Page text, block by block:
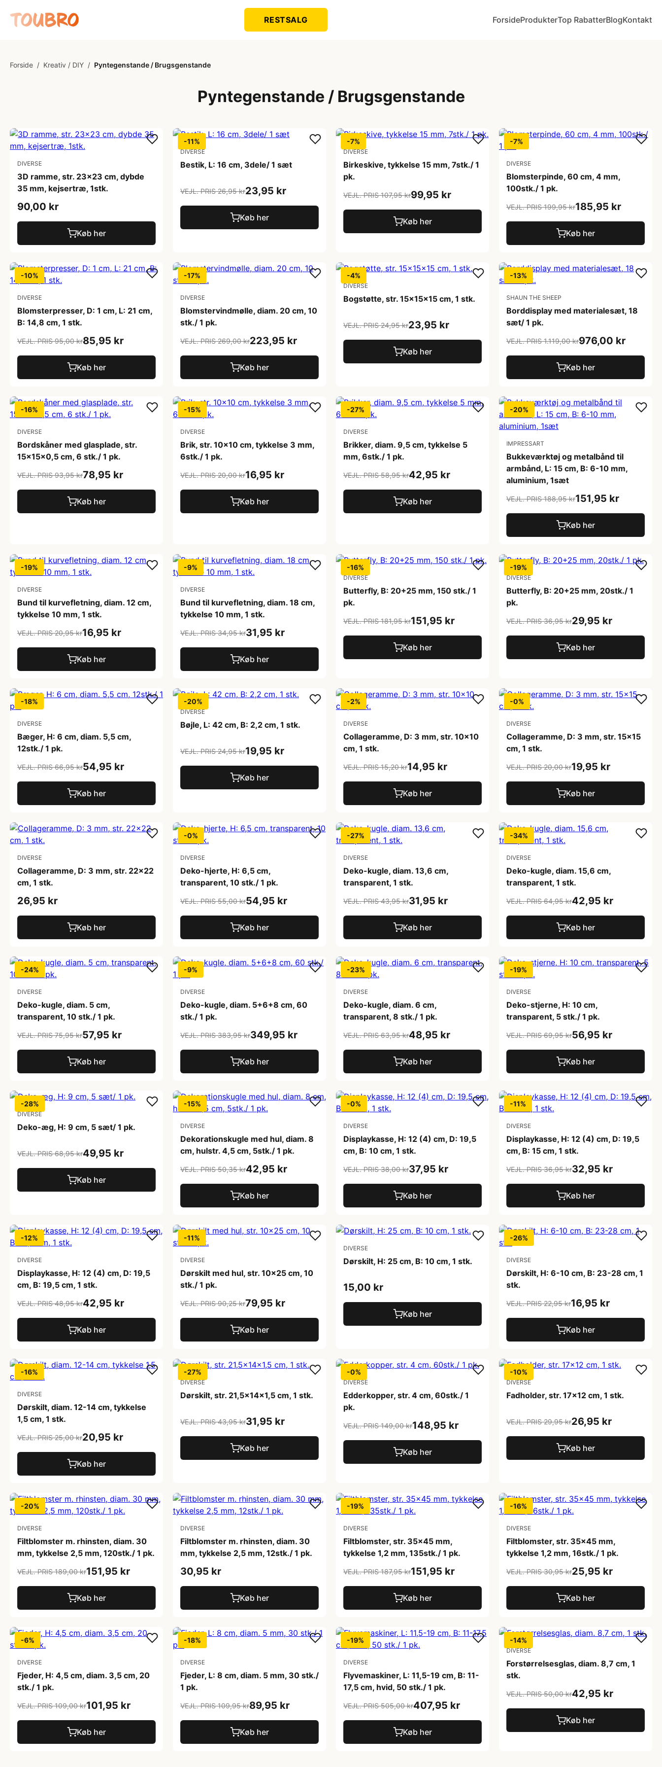
RESTSALG ForsideProdukterTop RabatterBlogKontakt
Forside / Kreativ / DIY / Pyntegenstande / Brugsgenstande
Pyntegenstande / Brugsgenstande
DIVERSE
3D ramme, str. 23x23 cm, dybde
35 mm, kejsertræ, 1stk.
90,00 kr
Køb her
-11%
DIVERSE
Bestik, L: 16 cm, 3dele/ 1 sæt
VEJL. PRIS 26,95 kr23,95 kr
Køb her
-7%
DIVERSE
Birkeskive, tykkelse 15 mm, 7stk./ 1
pk.
VEJL. PRIS 107,95 kr99,95 kr
Køb her
-7%
DIVERSE
Blomsterpinde, 60 cm, 4 mm,
100stk./ 1 pk.
VEJL. PRIS 199,95 kr185,95 kr
Køb her
-10%
DIVERSE
Blomsterpresser, D: 1 cm, L: 21 cm,
B: 14,8 cm, 1 stk.
VEJL. PRIS 95,00 kr85,95 kr
Køb her
-17%
DIVERSE
Blomstervindmølle, diam. 20 cm, 10
stk./ 1 pk.
VEJL. PRIS 269,00 kr223,95 kr
Køb her
-4%
DIVERSE
Bogstøtte, str. 15x15x15 cm, 1 stk.
VEJL. PRIS 24,95 kr23,95 kr
Køb her
-13%
SHAUN THE SHEEP
Borddisplay med materialesæt, 18
sæt/ 1 pk.
VEJL. PRIS 1.119,00 kr976,00 kr
Køb her
-16%
DIVERSE
Bordskåner med glasplade, str.
15x15x0,5 cm, 6 stk./ 1 pk.
VEJL. PRIS 93,95 kr78,95 kr
Køb her
-15%
DIVERSE
Brik, str. 10x10 cm, tykkelse 3 mm,
6stk./ 1 pk.
VEJL. PRIS 20,00 kr16,95 kr
Køb her
-27%
DIVERSE
Brikker, diam. 9,5 cm, tykkelse 5
mm, 6stk./ 1 pk.
VEJL. PRIS 58,95 kr42,95 kr
Køb her
-20%
IMPRESSART
Bukkeværktøj og metalbånd til
armbånd, L: 15 cm, B: 6-10 mm,
aluminium, 1sæt
VEJL. PRIS 188,95 kr151,95 kr
Køb her
-19%
DIVERSE
Bund til kurvefletning, diam. 12 cm,
tykkelse 10 mm, 1 stk.
VEJL. PRIS 20,95 kr16,95 kr
Køb her
-9%
DIVERSE
Bund til kurvefletning, diam. 18 cm,
tykkelse 10 mm, 1 stk.
VEJL. PRIS 34,95 kr31,95 kr
Køb her
-16%
DIVERSE
Butterfly, B: 20+25 mm, 150 stk./ 1
pk.
VEJL. PRIS 181,95 kr151,95 kr
Køb her
-19%
DIVERSE
Butterfly, B: 20+25 mm, 20stk./ 1
pk.
VEJL. PRIS 36,95 kr29,95 kr
Køb her
-18%
DIVERSE
Bæger, H: 6 cm, diam. 5,5 cm,
12stk./ 1 pk.
VEJL. PRIS 66,95 kr54,95 kr
Køb her
-20%
DIVERSE
Bøjle, L: 42 cm, B: 2,2 cm, 1 stk.
VEJL. PRIS 24,95 kr19,95 kr
Køb her
-2%
DIVERSE
Collageramme, D: 3 mm, str. 10x10
cm, 1 stk.
VEJL. PRIS 15,20 kr14,95 kr
Køb her
-0%
DIVERSE
Collageramme, D: 3 mm, str. 15x15
cm, 1 stk.
VEJL. PRIS 20,00 kr19,95 kr
Køb her
DIVERSE
Collageramme, D: 3 mm, str. 22x22
cm, 1 stk.
26,95 kr
Køb her
-0%
DIVERSE
Deko-hjerte, H: 6,5 cm,
transparent, 10 stk./ 1 pk.
VEJL. PRIS 55,00 kr54,95 kr
Køb her
-27%
DIVERSE
Deko-kugle, diam. 13,6 cm,
transparent, 1 stk.
VEJL. PRIS 43,95 kr31,95 kr
Køb her
-34%
DIVERSE
Deko-kugle, diam. 15,6 cm,
transparent, 1 stk.
VEJL. PRIS 64,95 kr42,95 kr
Køb her
-24%
DIVERSE
Deko-kugle, diam. 5 cm,
transparent, 10 stk./ 1 pk.
VEJL. PRIS 75,95 kr57,95 kr
Køb her
-9%
DIVERSE
Deko-kugle, diam. 5+6+8 cm, 60
stk./ 1 pk.
VEJL. PRIS 383,95 kr349,95 kr
Køb her
-23%
DIVERSE
Deko-kugle, diam. 6 cm,
transparent, 8 stk./ 1 pk.
VEJL. PRIS 63,95 kr48,95 kr
Køb her
-19%
DIVERSE
Deko-stjerne, H: 10 cm,
transparent, 5 stk./ 1 pk.
VEJL. PRIS 69,95 kr56,95 kr
Køb her
-28%
DIVERSE
Deko-æg, H: 9 cm, 5 sæt/ 1 pk.
VEJL. PRIS 68,95 kr49,95 kr
Køb her
-15%
DIVERSE
Dekorationskugle med hul, diam. 8
cm, hulstr. 4,5 cm, 5stk./ 1 pk.
VEJL. PRIS 50,35 kr42,95 kr
Køb her
-0%
DIVERSE
Displaykasse, H: 12 (4) cm, D: 19,5
cm, B: 10 cm, 1 stk.
VEJL. PRIS 38,00 kr37,95 kr
Køb her
-11%
DIVERSE
Displaykasse, H: 12 (4) cm, D: 19,5
cm, B: 15 cm, 1 stk.
VEJL. PRIS 36,95 kr32,95 kr
Køb her
-12%
DIVERSE
Displaykasse, H: 12 (4) cm, D: 19,5
cm, B: 19,5 cm, 1 stk.
VEJL. PRIS 48,95 kr42,95 kr
Køb her
-11%
DIVERSE
Dørskilt med hul, str. 10x25 cm, 10
stk./ 1 pk.
VEJL. PRIS 90,25 kr79,95 kr
Køb her
DIVERSE
Dørskilt, H: 25 cm, B: 10 cm, 1 stk.
15,00 kr
Køb her
-26%
DIVERSE
Dørskilt, H: 6-10 cm, B: 23-28 cm, 1
stk.
VEJL. PRIS 22,95 kr16,95 kr
Køb her
-16%
DIVERSE
Dørskilt, diam. 12-14 cm, tykkelse
1,5 cm, 1 stk.
VEJL. PRIS 25,00 kr20,95 kr
Køb her
-27%
DIVERSE
Dørskilt, str. 21,5x14x1,5 cm, 1 stk.
VEJL. PRIS 43,95 kr31,95 kr
Køb her
-0%
DIVERSE
Edderkopper, str. 4 cm, 60stk./ 1
pk.
VEJL. PRIS 149,00 kr148,95 kr
Køb her
-10%
DIVERSE
Fadholder, str. 17x12 cm, 1 stk.
VEJL. PRIS 29,95 kr26,95 kr
Køb her
-20%
DIVERSE
Filtblomster m. rhinsten, diam. 30
mm, tykkelse 2,5 mm, 120stk./ 1 pk.
VEJL. PRIS 189,00 kr151,95 kr
Køb her
DIVERSE
Filtblomster m. rhinsten, diam. 30
mm, tykkelse 2,5 mm, 12stk./ 1 pk.
30,95 kr
Køb her
-19%
DIVERSE
Filtblomster, str. 35x45 mm,
tykkelse 1,2 mm, 135stk./ 1 pk.
VEJL. PRIS 187,95 kr151,95 kr
Køb her
-16%
DIVERSE
Filtblomster, str. 35x45 mm,
tykkelse 1,2 mm, 16stk./ 1 pk.
VEJL. PRIS 30,95 kr25,95 kr
Køb her
-6%
DIVERSE
Fjeder, H: 4,5 cm, diam. 3,5 cm, 20
stk./ 1 pk.
VEJL. PRIS 109,00 kr101,95 kr
Køb her
-18%
DIVERSE
Fjeder, L: 8 cm, diam. 5 mm, 30 stk./
1 pk.
VEJL. PRIS 109,95 kr89,95 kr
Køb her
-19%
DIVERSE
Flyvemaskiner, L: 11,5-19 cm, B: 11-
17,5 cm, hvid, 50 stk./ 1 pk.
VEJL. PRIS 505,00 kr407,95 kr
Køb her
-14%
DIVERSE
Forstørrelsesglas, diam. 8,7 cm, 1
stk.
VEJL. PRIS 50,00 kr42,95 kr
Køb her